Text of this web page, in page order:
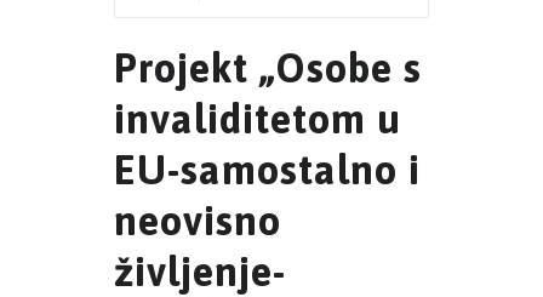
Projekt „Osobe s
invaliditetom u
EU-samostalno i
neovisno
življenje-